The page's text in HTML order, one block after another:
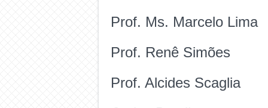
Prof. Ms. Marcelo Lima
Prof. Renê Simões
Prof. Alcides Scaglia